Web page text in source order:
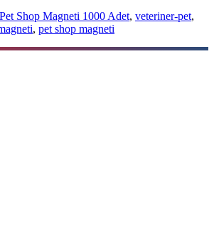
Shop Magneti 1000 Adet, veteriner-pet,
, pet shop magneti